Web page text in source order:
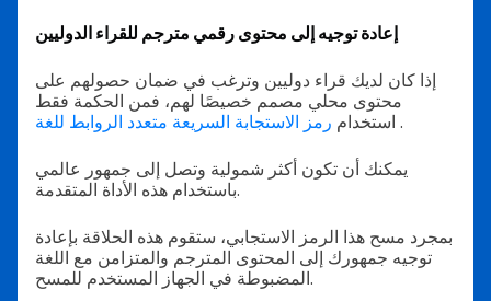
إعادة توجيه إلى محتوى رقمي مترجم للقراء الدوليين
إذا كان لديك قراء دوليين وترغب في ضمان حصولهم على
محتوى محلي مصمم خصيصًا لهم، فمن الحكمة فقط
استخدام رمز الاستجابة السريعة متعدد الروابط للغة
.
يمكنك أن تكون أكثر شمولية وتصل إلى جمهور عالمي
باستخدام هذه الأداة المتقدمة.
بمجرد مسح هذا الرمز الاستجابي، ستقوم هذه الحلاقة بإعادة
توجيه جمهورك إلى المحتوى المترجم والمتزامن مع اللغة
المضبوطة في الجهاز المستخدم للمسح.